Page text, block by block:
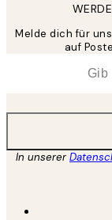
Melde dich für
auf
In unserer